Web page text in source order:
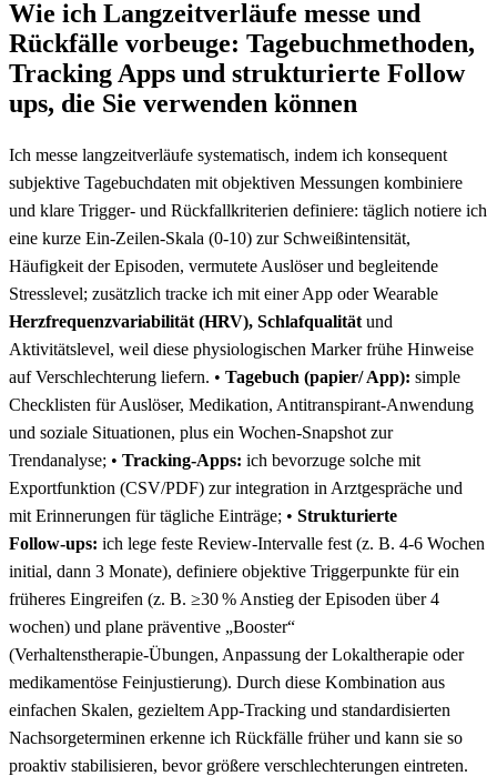
Wie ich Langzeitverläufe ⁣messe und
Rückfälle vorbeuge: Tagebuchmethoden,
Tracking Apps und strukturierte Follow
ups, die Sie verwenden können
Ich messe langzeitverläufe ​systematisch, indem ich konsequent
subjektive Tagebuchdaten mit ⁤objektiven Messungen kombiniere
und klare Trigger‑⁢ und Rückfallkriterien ⁤definiere: täglich notiere ‍ich
eine kurze Ein-Zeilen‑Skala (0-10) zur Schweißintensität,
Häufigkeit der ⁢Episoden, vermutete Auslöser und begleitende
Stresslevel; zusätzlich tracke ich​ mit ⁣einer App ​oder Wearable
Herzfrequenzvariabilität ⁣(HRV), Schlafqualität und
Aktivitätslevel, weil diese physiologischen Marker‍ frühe Hinweise
auf Verschlechterung liefern. • Tagebuch (papier/ App): ​simple
Checklisten für Auslöser, Medikation, Antitranspirant‑Anwendung
und soziale Situationen, ⁣plus ein Wochen‑Snapshot⁣ zur
Trendanalyse; • Tracking‑Apps: ich bevorzuge‍ solche ​mit
Exportfunktion ‌(CSV/PDF) zur integration‍ in‍ Arztgespräche und
mit Erinnerungen für tägliche Einträge; • Strukturierte
Follow‑ups: ich lege feste Review‑Intervalle fest (z. B. 4-6 Wochen
initial, dann 3⁣ Monate), definiere objektive Triggerpunkte für⁢ ein
⁢früheres Eingreifen (z.⁣ B. ≥30 %‌ Anstieg der Episoden über ⁤4
wochen) und ‌plane⁤ präventive „Booster“
(Verhaltenstherapie‑Übungen, Anpassung der Lokaltherapie oder
medikamentöse Feinjustierung). Durch diese Kombination ‍aus
⁣einfachen Skalen, gezieltem App‑Tracking und standardisierten
Nachsorgeterminen erkenne ich Rückfälle​ früher ⁢und⁤ kann sie so
proaktiv stabilisieren, bevor größere verschlechterungen eintreten.